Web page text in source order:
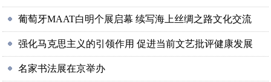
葡萄牙MAAT白明个展启幕 续写海上丝绸之路文化交流
强化马克思主义的引领作用 促进当前文艺批评健康发展
名家书法展在京举办